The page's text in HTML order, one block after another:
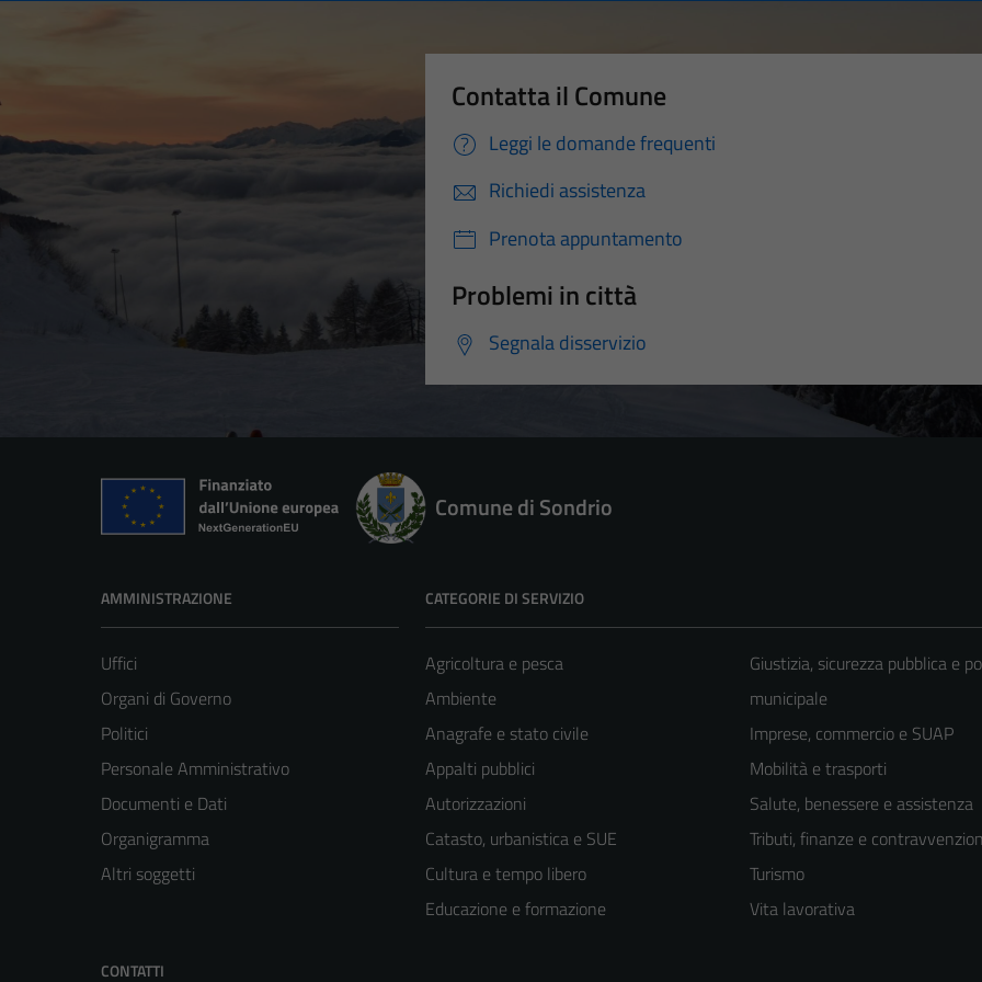
Contatta il Comune
Leggi le domande frequenti
Richiedi assistenza
Prenota appuntamento
Problemi in città
Segnala disservizio
Comune di Sondrio
AMMINISTRAZIONE
Uffici
Organi di Governo
Politici
Personale Amministrativo
Documenti e Dati
Organigramma
Altri soggetti
CATEGORIE DI SERVIZIO
Agricoltura e pesca
Ambiente
Anagrafe e stato civile
Appalti pubblici
Autorizzazioni
Catasto, urbanistica e SUE
Cultura e tempo libero
Educazione e formazione
Giustizia, sicurezza pubblica e
municipale
Imprese, commercio e SUAP
Mobilità e trasporti
Salute, benessere e assistenza
Tributi, finanze e
Turismo
Vita lavorativa
CONTATTI